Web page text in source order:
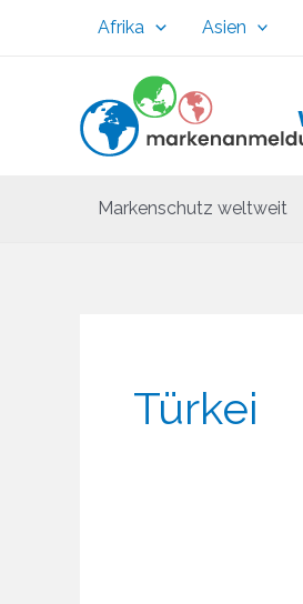
Afrika Asien
Markenschutz weltweit
Türkei